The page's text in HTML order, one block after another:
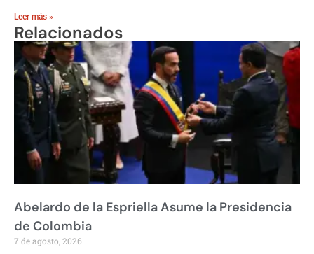
Leer más »
Relacionados
Abelardo de la Espriella Asume la Presidencia
de Colombia
7 de agosto, 2026